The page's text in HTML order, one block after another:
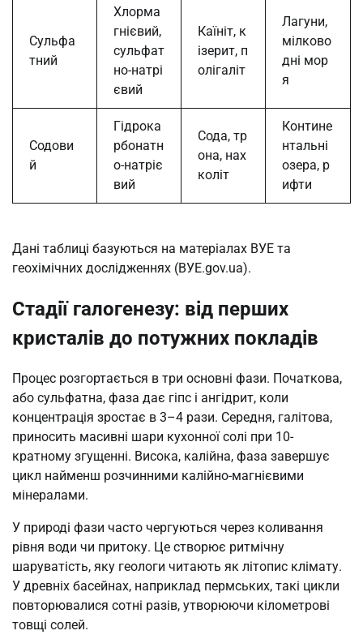
Сульфа
тний
Хлорма
гнієвий,
сульфат
но-натрі
євий
Каїніт, к
ізерит, п
олігаліт
Лагуни,
мілково
дні мор
я
Содови
й
Гідрока
рбонатн
о-натріє
вий
Сода, тр
она, нах
коліт
Контине
нтальні
озера, р
ифти
Дані таблиці базуються на матеріалах ВУЕ та
геохімічних дослідженнях (ВУЕ.gov.ua).
Стадії галогенезу: від перших
кристалів до потужних покладів
Процес розгортається в три основні фази. Початкова,
або сульфатна, фаза дає гіпс і ангідрит, коли
концентрація зростає в 3–4 рази. Середня, галітова,
приносить масивні шари кухонної солі при 10-
кратному згущенні. Висока, калійна, фаза завершує
цикл найменш розчинними калійно-магнієвими
мінералами.
У природі фази часто чергуються через коливання
рівня води чи притоку. Це створює ритмічну
шаруватість, яку геологи читають як літопис клімату.
У древніх басейнах, наприклад пермських, такі цикли
повторювалися сотні разів, утворюючи кілометрові
товщі солей.